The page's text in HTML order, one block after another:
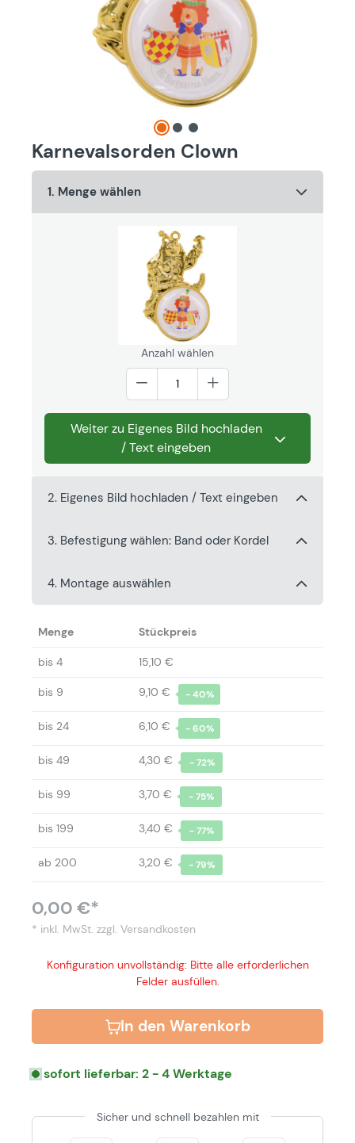
Karnevalsorden Clown
1. Menge wählen
Anzahl wählen
Weiter zu Eigenes Bild hochladen
/ Text eingeben
2. Eigenes Bild hochladen / Text eingeben
3. Befestigung wählen: Band oder Kordel
4. Montage auswählen
Menge Stückpreis
bis 4 15,10 €
bis 9 9,10 € - 40%
bis 24 6,10 € - 60%
bis 49 4,30 € - 72%
bis 99 3,70 € - 75%
bis 199 3,40 € - 77%
ab 200 3,20 € - 79%
0,00 €*
* inkl. MwSt. zzgl. Versandkosten
Konfiguration unvollständig: Bitte alle erforderlichen
Felder ausfüllen.
In den Warenkorb
sofort lieferbar: 2 - 4 Werktage
Sicher und schnell bezahlen mit